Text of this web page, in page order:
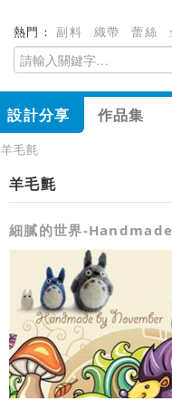
熱門：副料 織帶 蕾絲
設計分享 作品集
羊毛氈
羊毛氈
細膩的世界-